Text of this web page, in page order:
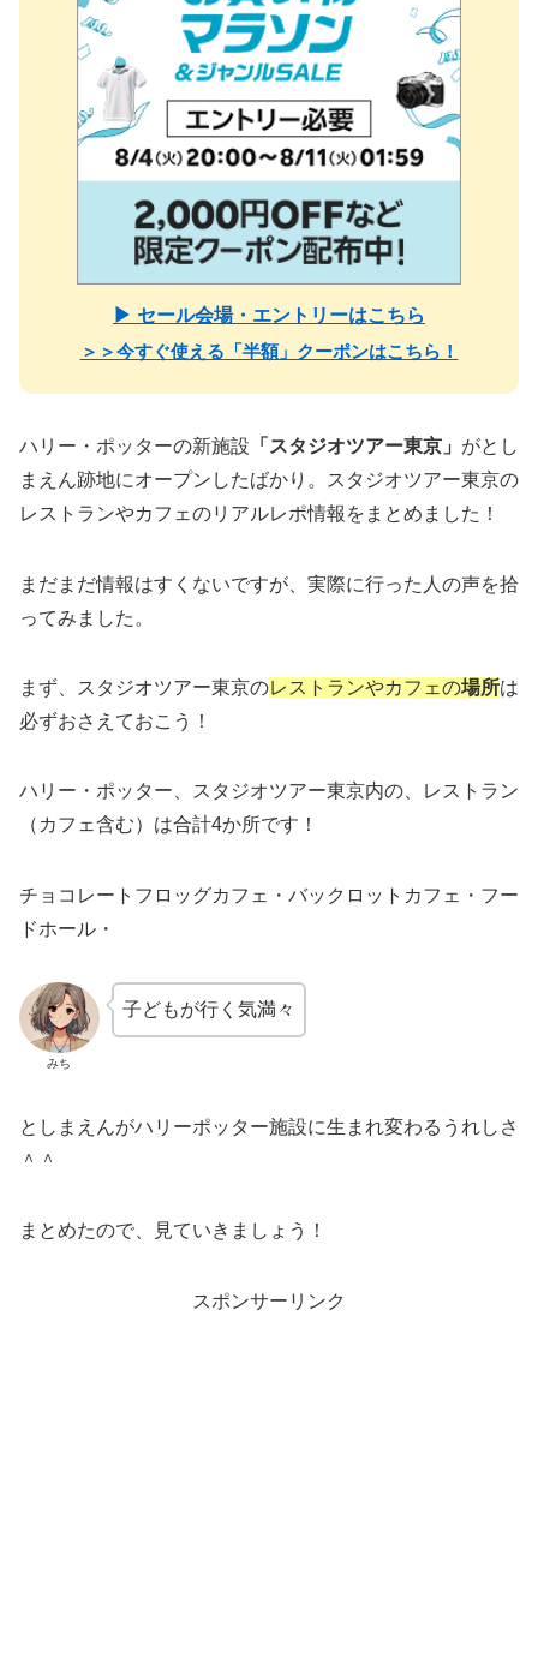
▶ セール会場・エントリーはこちら
＞＞今すぐ使える「半額」クーポンはこちら！
ハリー・ポッターの新施設 「スタジオツアー東京」 がとし
まえん跡地にオープンしたばかり。スタジオツアー東京の
レストランやカフェのリアルレポ情報をまとめました！
まだまだ情報はすくないですが、実際に行った人の声を拾
ってみました。
まず、スタジオツアー東京のレストランやカフェの場所は
必ずおさえておこう！
ハリー・ポッター、スタジオツアー東京内の、レストラン
（カフェ含む）は合計4か所です！
チョコレートフロッグカフェ・バックロットカフェ・フー
ドホール・
みち
子どもが行く気満々
としまえんがハリーポッター施設に生まれ変わるうれしさ
＾＾
まとめたので、見ていきましょう！
スポンサーリンク